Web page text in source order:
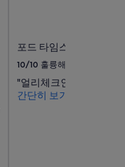
포드 타임스 스퀘어
10/10 훌륭해요
"얼리체크인도 해주시
간단히 보기